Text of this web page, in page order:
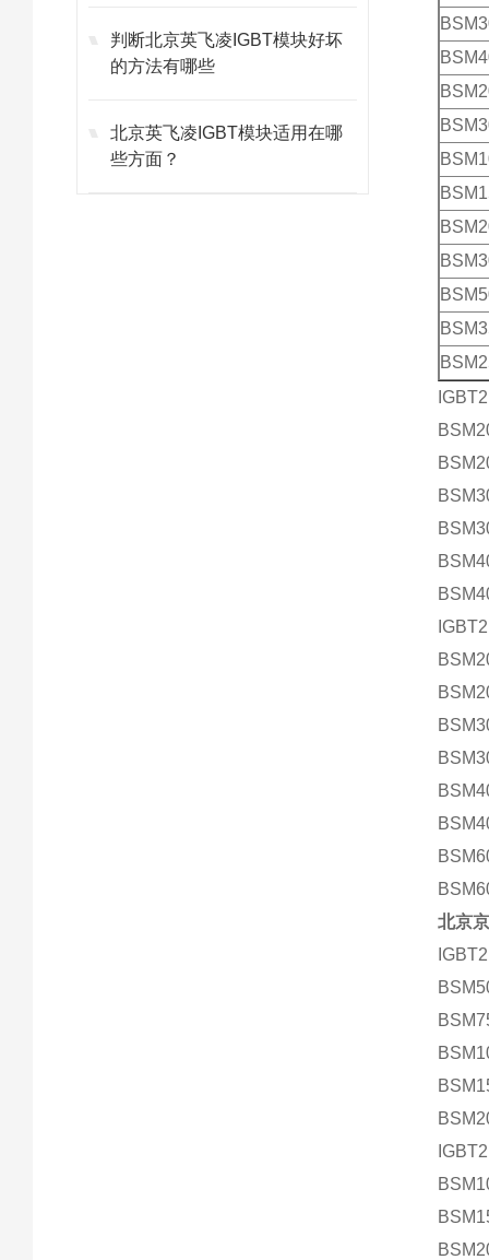
判断北京英飞凌IGBT模块好坏
的方法有哪些
北京英飞凌IGBT模块适用在哪
些方面？
IGBT
IGBT
北京
IGBT
IGBT